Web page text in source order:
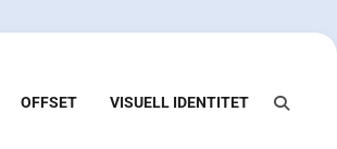
OFFSET VISUELL IDENTITET